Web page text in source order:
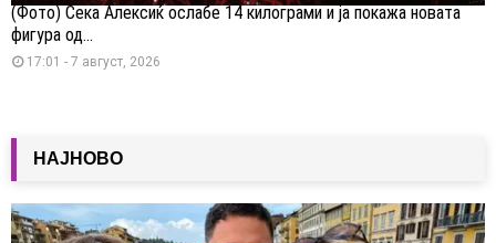
(Фото) Сека Алексиќ ослабе 14 килограми и ја покажа новата
фигура од...
17:01 - 7 август, 2026
НАЈНОВО